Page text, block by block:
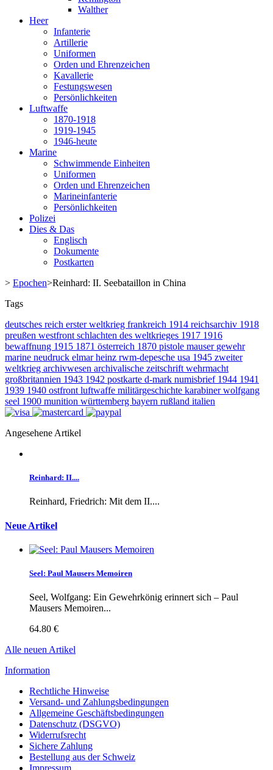
Walther
Heer
Infanterie
Artillerie
Uniformen
Orden und Ehrenzeichen
Kavallerie
Festungswesen
Persönlichkeiten
Luftwaffe
1870-1918
1919-1945
1946-heute
Marine
Schwimmende Einheiten
Uniformen
Orden und Ehrenzeichen
Marineinfanterie
Persönlichkeiten
Polizei
Dies & Das
Englisch
Dokumente
Postkarten
> Epochen>Reinhard: II. Seebataillon in China
Tags
deutsches reich erster weltkrieg frankreich 1914 reichsarchiv 1918
preußen westfront schlachten des weltkrieges 1917 1916
bewaffnung 1915 1871 österreich 1870 pistole mauser gewehr
marine neudruck elmar heinz rwm-depesche usa 1945 zweiter
weltkrieg archivwesen archivalische zeitschrift wehrmacht
großbritannien 1943 1942 postkarte d-mark numisbrief 1944 1941
1939 1940 ostfront luftwaffe militärgeschichte karabinerwolfgang
seel 1900 munition württemberg bayern rußland italien
Angesehene Artikel
Reinhard: II....
Reinhard, Friedrich: Mit dem II....
Neue Artikel
Seel: Paul Mausers Memoiren
Seel, Wolfgang: Ein Gewehrkönig erinnert sich – Paul
Mausers Memoiren...
64.80 €
Alle neuen Artikel
Information
Rechtliche Hinweise
Versand- und Zahlungsbedingungen
Allgemeine Geschäftsbedingungen
Datenschutz (DSGVO)
Widerrufsrecht
Sichere Zahlung
Bestellung aus der Schweiz